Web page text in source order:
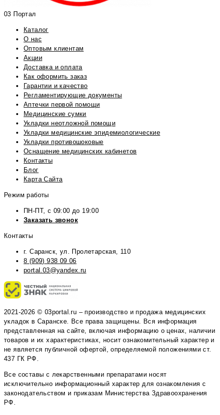
03 Портал
Каталог
О нас
Оптовым клиентам
Акции
Доставка и оплата
Как оформить заказ
Гарантии и качество
Регламентирующие документы
Аптечки первой помощи
Медицинские сумки
Укладки неотложной помощи
Укладки медицинские эпидемиологические
Укладки противошоковые
Оснащение медицинских кабинетов
Контакты
Блог
Карта Сайта
Режим работы
ПН-ПТ, с 09:00 до 19:00
Заказать звонок
Контакты
г. Саранск, ул. Пролетарская, 110
8 (909) 938 09 06
portal.03@yandex.ru
2021-2026 © 03portal.ru – производство и продажа медицинских
укладок в Саранске. Все права защищены. Вся информация
представленная на сайте, включая информацию о ценах, наличии
товаров и их характеристиках, носит ознакомительный характер и
не является публичной офертой, определяемой положениями ст.
437 ГК РФ.
Все составы с лекарственными препаратами носят
исключительно информационный характер для ознакомления с
законодательством и приказам Министерства Здравоохранения
РФ.